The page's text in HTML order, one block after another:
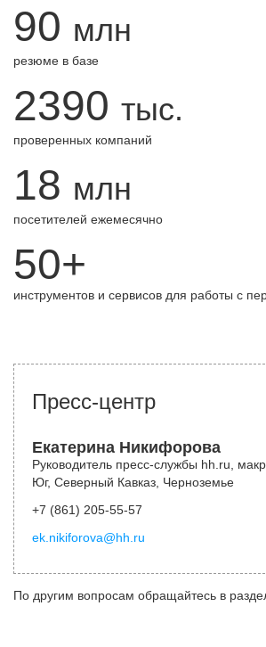
90 млн
резюме в базе
2390 тыс.
проверенных компаний
18 млн
посетителей ежемесячно
50+
инструментов и сервисов для работы с
Пресс-центр
Екатерина Никифорова
Руководитель пресс-службы hh.ru,
Юг, Северный Кавказ, Черноземье
+7 (861) 205-55-57
ek.nikiforova@hh.ru
По другим вопросам обращайтесь в